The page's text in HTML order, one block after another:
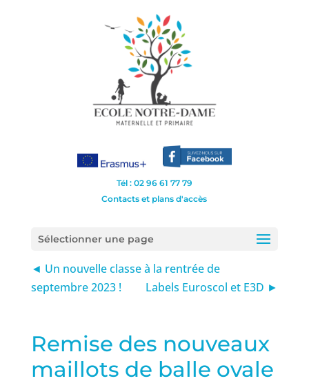
Tél : 02 96 61 77 79
Contacts et plans d'accès
Sélectionner une page
◄ Un nouvelle classe à la rentrée de
septembre 2023 !
Labels Euroscol et E3D ►
Remise des nouveaux
maillots de balle ovale